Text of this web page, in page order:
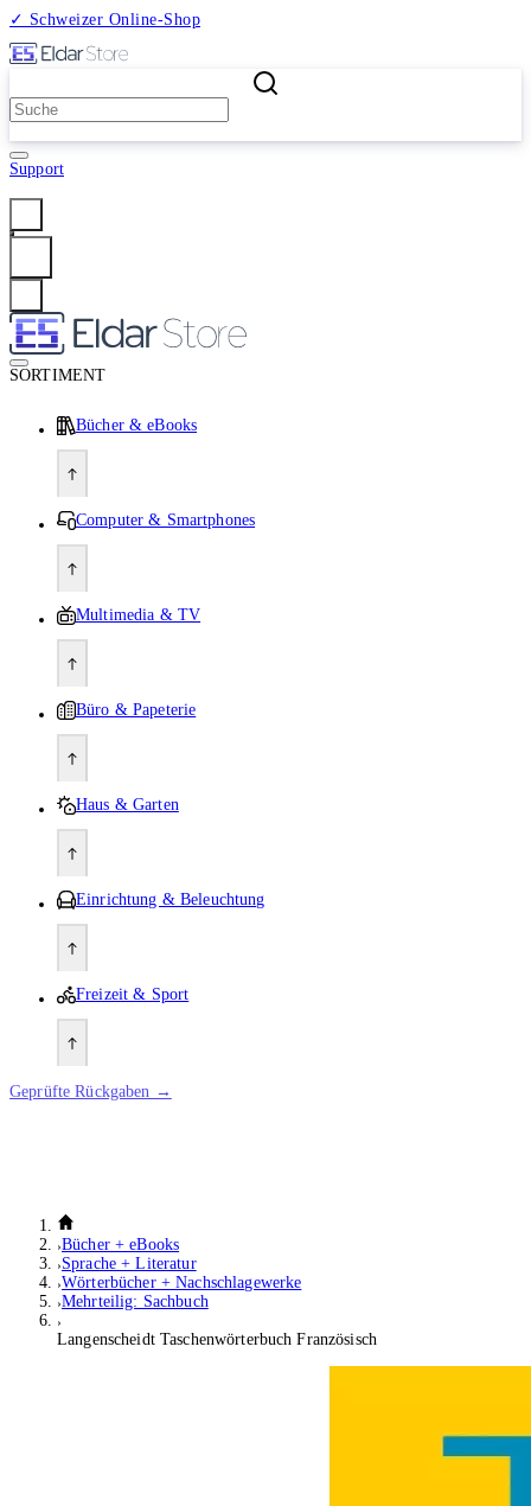
✓ Schweizer Online-Shop
Support
SORTIMENT
Bücher & eBooks
Computer & Smartphones
Multimedia & TV
Büro & Papeterie
Haus & Garten
Einrichtung & Beleuchtung
Freizeit & Sport
Geprüfte Rückgaben →
Bücher + eBooks
Sprache + Literatur
Wörterbücher + Nachschlagewerke
Mehrteilig: Sachbuch
Langenscheidt Taschenwörterbuch Französisch